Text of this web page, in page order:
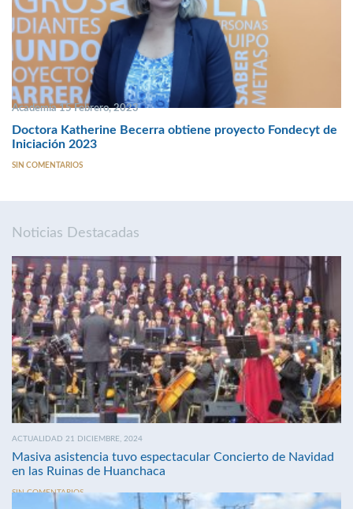
Academia 15 Febrero, 2023
Doctora Katherine Becerra obtiene proyecto Fondecyt de
Iniciación 2023
SIN COMENTARIOS
Noticias Destacadas
ACTUALIDAD 21 DICIEMBRE, 2024
Masiva asistencia tuvo espectacular Concierto de Navidad
en las Ruinas de Huanchaca
SIN COMENTARIOS